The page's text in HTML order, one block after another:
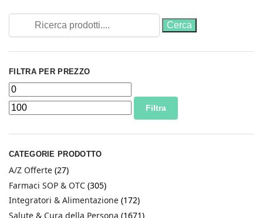
FILTRA PER PREZZO
Filtra
CATEGORIE PRODOTTO
A/Z Offerte (27)
Farmaci SOP & OTC (305)
Integratori & Alimentazione (172)
Salute & Cura della Persona (1671)